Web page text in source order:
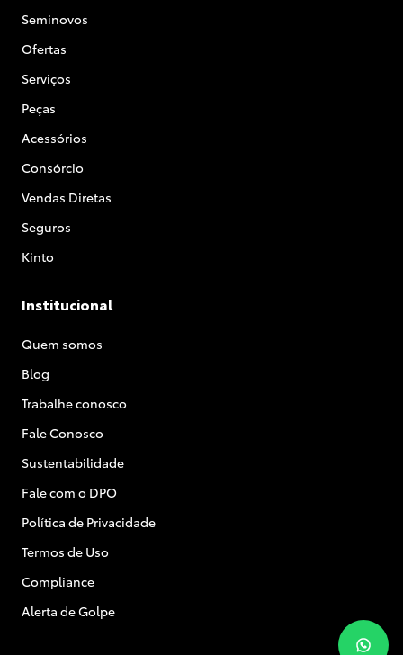
Seminovos
Ofertas
Serviços
Peças
Acessórios
Consórcio
Vendas Diretas
Seguros
Kinto
Institucional
Quem somos
Blog
Trabalhe conosco
Fale Conosco
Sustentabilidade
Fale com o DPO
Política de Privacidade
Termos de Uso
Compliance
Alerta de Golpe